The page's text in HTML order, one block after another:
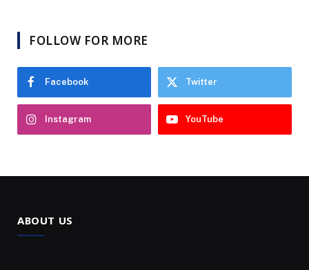
FOLLOW FOR MORE
Facebook Twitter
Instagram YouTube
ABOUT US